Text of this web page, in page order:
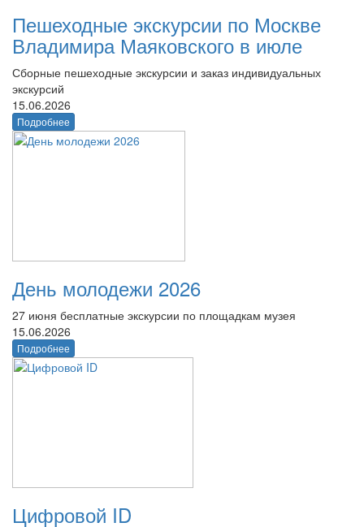
Пешеходные экскурсии по Москве
Владимира Маяковского в июле
Сборные пешеходные экскурсии и заказ индивидуальных
экскурсий
15.06.2026
Подробнее
День молодежи 2026
27 июня бесплатные экскурсии по площадкам музея
15.06.2026
Подробнее
Цифровой ID